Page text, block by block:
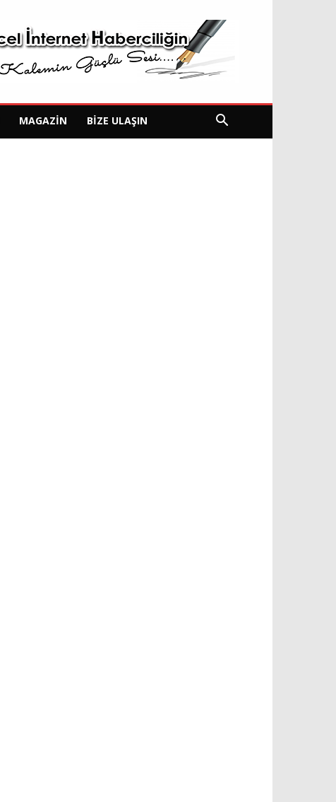
MAGAZIN BIZE ULAŞIN